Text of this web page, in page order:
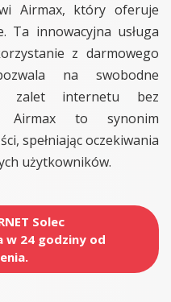
Airmax, który oferuje
Ta innowacyjna usługa
z darmowego
na swobodne
zalet internetu bez
Airmax to synonim
spełniając oczekiwania
użytkowników.
Solec
w 24 godziny od